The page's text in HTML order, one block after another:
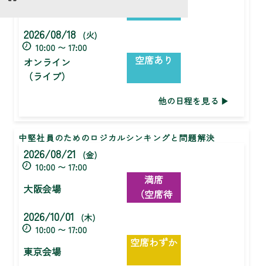
2026/08/18
(火)
10:00 〜 17:00
オンライン
（ライブ）
空席あり
他の日程を見る
中堅社員のためのロジカルシンキングと問題解決
2026/08/21
(金)
10:00 〜 17:00
大阪会場
満席
（空席待
2026/10/01
(木)
10:00 〜 17:00
東京会場
空席わずか